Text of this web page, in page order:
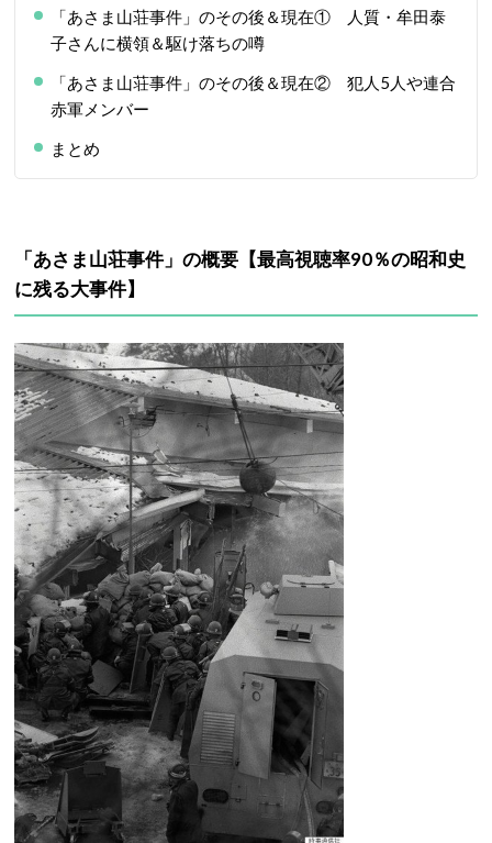
「あさま山荘事件」のその後＆現在① 人質・牟田泰
子さんに横領＆駆け落ちの噂
「あさま山荘事件」のその後＆現在② 犯人5人や連合
赤軍メンバー
まとめ
「あさま山荘事件」の概要【最高視聴率90％の昭和史
に残る大事件】